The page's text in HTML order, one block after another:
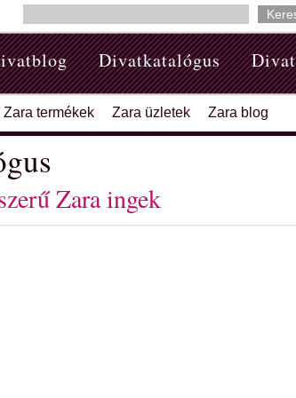
Divatkatalógus
Zara termékek Zara üzletek Zara blog
Zara ingek